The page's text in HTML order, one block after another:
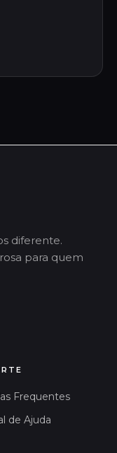
diferente.
para quem
Frequentes
de Ajuda